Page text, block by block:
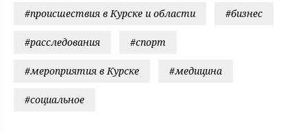
#происшествия в Курске и области #бизнес
#расследования #спорт
#мероприятия в Курске #медицина
#социальное